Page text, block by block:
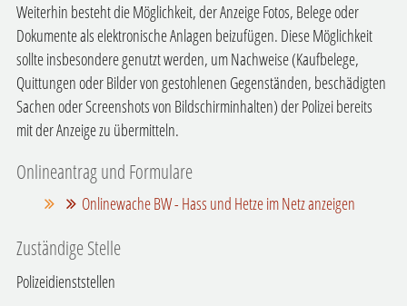
Weiterhin besteht die Möglichkeit, der Anzeige Fotos, Belege oder
Dokumente als elektronische Anlagen beizufügen. Diese Möglichkeit
sollte insbesondere genutzt werden, um Nachweise (Kaufbelege,
Quittungen oder Bilder von gestohlenen Gegenständen, beschädigten
Sachen oder Screenshots von Bildschirminhalten) der Polizei bereits
mit der Anzeige zu übermitteln.
Onlineantrag und Formulare
Onlinewache BW - Hass und Hetze im Netz anzeigen
Zuständige Stelle
Polizeidienststellen